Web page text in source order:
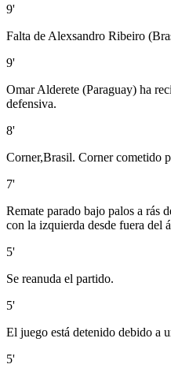
9'
Falta de Alexsandro Ribeiro
9'
Omar Alderete (Paraguay) ha
defensiva.
8'
Corner,Brasil. Corner cometido
7'
Remate parado bajo palos a rás
con la izquierda desde fuera del
5'
Se reanuda el partido.
5'
El juego está detenido debido a
5'